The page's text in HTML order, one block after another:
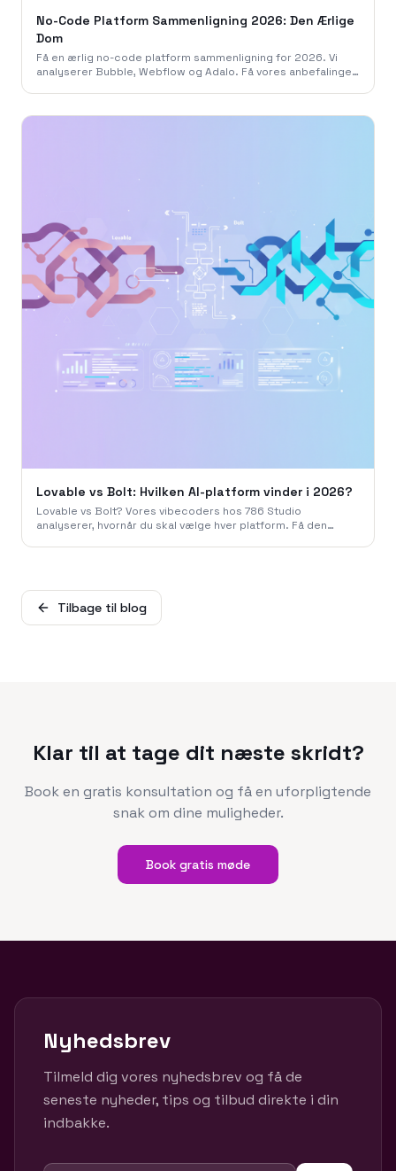
No-Code Platform Sammenligning 2026: Den Ærlige
Dom
Få en ærlig no-code platform sammenligning for 2026. Vi
analyserer Bubble, Webflow og Adalo. Få vores anbefalinger
Lovable vs Bolt: Hvilken AI-platform vinder i 2026?
Lovable vs Bolt? Vores vibecoders hos 786 Studio
analyserer, hvornår du skal vælge hver platform. Få den
Tilbage til blog
Klar til at tage dit næste skridt?
Book en gratis konsultation og få en uforpligtende
snak om dine muligheder.
Book gratis møde
Nyhedsbrev
Tilmeld dig vores nyhedsbrev og få de
seneste nyheder, tips og tilbud direkte i din
indbakke.